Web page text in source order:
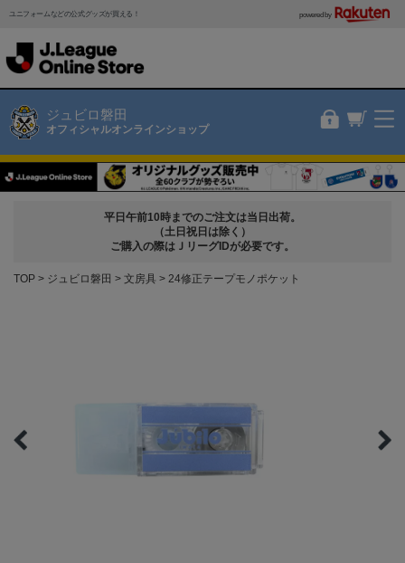
ユニフォームなどの公式グッズが買える！ powered by
ジュビロ磐田
オフィシャルオンラインショップ
平日午前10時までのご注文は当日出荷。
（土日祝日は除く）
ご購入の際はＪリーグIDが必要です。
TOP ジュビロ磐田 文房具 24修正テープモノポケット